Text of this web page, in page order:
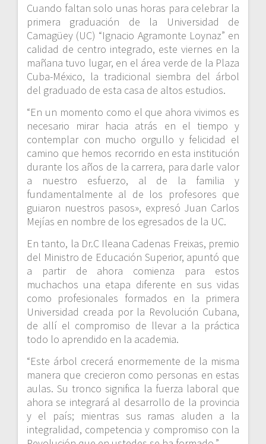
Cuando faltan solo unas horas para celebrar la
primera graduación de la Universidad de
Camagüey (UC) “Ignacio Agramonte Loynaz” en
calidad de centro integrado, este viernes en la
mañana tuvo lugar, en el área verde de la Plaza
Cuba-México, la tradicional siembra del árbol
del graduado de esta casa de altos estudios.
“En un momento como el que ahora vivimos es
necesario mirar hacia atrás en el tiempo y
contemplar con mucho orgullo y felicidad el
camino que hemos recorrido en esta institución
durante los años de la carrera, para darle valor
a nuestro esfuerzo, al de la familia y
fundamentalmente al de los profesores que
guiaron nuestros pasos», expresó Juan Carlos
Mejías en nombre de los egresados de la UC.
En tanto, la Dr.C Ileana Cadenas Freixas, premio
del Ministro de Educación Superior, apuntó que
a partir de ahora comienza para estos
muchachos una etapa diferente en sus vidas
como profesionales formados en la primera
Universidad creada por la Revolución Cubana,
de allí el compromiso de llevar a la práctica
todo lo aprendido en la academia.
“Este árbol crecerá enormemente de la misma
manera que crecieron como personas en estas
aulas. Su tronco significa la fuerza laboral que
ahora se integrará al desarrollo de la provincia
y el país; mientras sus ramas aluden a la
integralidad, competencia y compromiso con la